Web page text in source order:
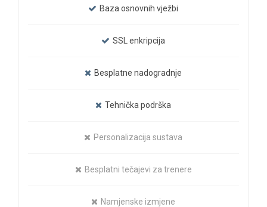
Baza osnovnih vježbi
SSL enkripcija
Besplatne nadogradnje
Tehnička podrška
Personalizacija sustava
Besplatni tečajevi za trenere
Namjenske izmjene